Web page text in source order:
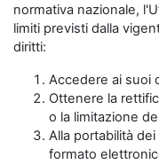
normativa nazionale,
limiti previsti dalla
diritti:
Accedere ai suoi
Ottenere la
o la limitazione
Alla portabilità
formato